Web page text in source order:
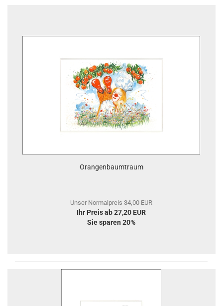
Orangenbaumtraum
Unser Normalpreis 34,00 EUR
Ihr Preis ab 27,20 EUR
Sie sparen 20%